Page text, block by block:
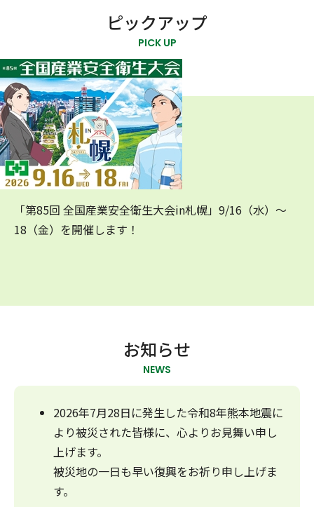
ピックアップ
PICK UP
「第85回 全国産業安全衛生大会in札幌」9/16（水）～
18（金）を開催します！
お知らせ
NEWS
2026年7月28日に発生した令和8年熊本地震に
より被災された皆様に、心よりお見舞い申し
上げます。
被災地の一日も早い復興をお祈り申し上げま
す。